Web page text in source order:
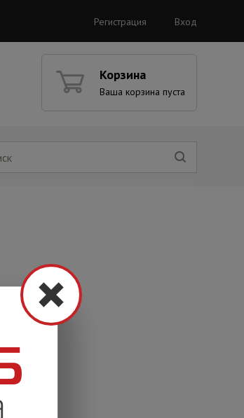
Регистрация Вход
Корзина
Ваша корзина пуста